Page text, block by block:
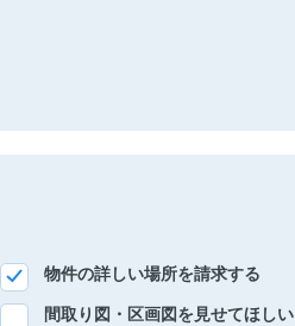
物件の詳しい場所を請求する
間取り図・区画図を見せてほしい